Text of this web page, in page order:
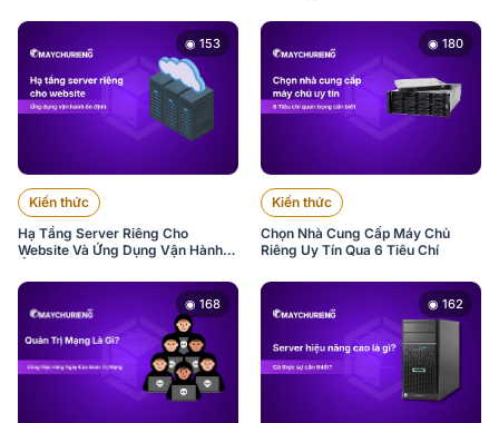
◉ 153
Kiến thức
Hạ Tầng Server Riêng Cho
Website Và Ứng Dụng Vận Hành
◉ 180
Kiến thức
Chọn Nhà Cung Cấp Máy Chủ
Riêng Uy Tín Qua 6 Tiêu Chí
◉ 168 ◉ 162